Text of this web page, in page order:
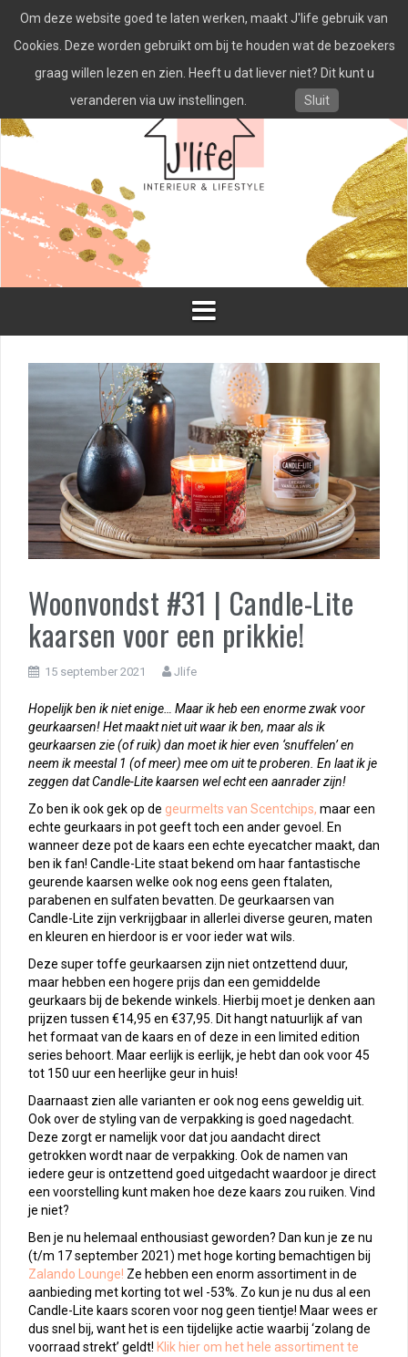
naar
inhoud
Woonvondst #31 | Candle-Lite
kaarsen voor een prikkie!
15 september 2021 Jlife
Hopelijk ben ik niet enige… Maar ik heb een enorme zwak voor
geurkaarsen! Het maakt niet uit waar ik ben, maar als ik
geurkaarsen zie (of ruik) dan moet ik hier even ‘snuffelen’ en
neem ik meestal 1 (of meer) mee om uit te proberen. En laat ik je
zeggen dat Candle-Lite kaarsen wel echt een aanrader zijn!
Zo ben ik ook gek op de geurmelts van Scentchips, maar een
echte geurkaars in pot geeft toch een ander gevoel. En
wanneer deze pot de kaars een echte eyecatcher maakt, dan
ben ik fan! Candle-Lite staat bekend om haar fantastische
geurende kaarsen welke ook nog eens geen ftalaten,
parabenen en sulfaten bevatten. De geurkaarsen van
Candle-Lite zijn verkrijgbaar in allerlei diverse geuren, maten
en kleuren en hierdoor is er voor ieder wat wils.
Deze super toffe geurkaarsen zijn niet ontzettend duur,
maar hebben een hogere prijs dan een gemiddelde
geurkaars bij de bekende winkels. Hierbij moet je denken aan
prijzen tussen €14,95 en €37,95. Dit hangt natuurlijk af van
het formaat van de kaars en of deze in een limited edition
series behoort. Maar eerlijk is eerlijk, je hebt dan ook voor 45
tot 150 uur een heerlijke geur in huis!
Daarnaast zien alle varianten er ook nog eens geweldig uit.
Ook over de styling van de verpakking is goed nagedacht.
Deze zorgt er namelijk voor dat jou aandacht direct
getrokken wordt naar de verpakking. Ook de namen van
iedere geur is ontzettend goed uitgedacht waardoor je direct
een voorstelling kunt maken hoe deze kaars zou ruiken. Vind
je niet?
Ben je nu helemaal enthousiast geworden? Dan kun je ze nu
(t/m 17 september 2021) met hoge korting bemachtigen bij
Zalando Lounge! Ze hebben een enorm assortiment in de
aanbieding met korting tot wel -53%. Zo kun je nu dus al een
Candle-Lite kaars scoren voor nog geen tientje! Maar wees er
dus snel bij, want het is een tijdelijke actie waarbij ‘zolang de
voorraad strekt’ geldt! Klik hier om het hele assortiment te
Om deze website goed te laten werken, maakt J'life gebruik van
Cookies. Deze worden gebruikt om bij te houden wat de bezoekers
graag willen lezen en zien. Heeft u dat liever niet? Dit kunt u
veranderen via uw instellingen.
Sluit